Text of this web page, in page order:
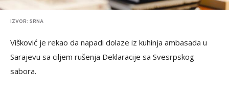
IZVOR: SRNA
Višković je rekao da napadi dolaze iz kuhinja ambasada u
Sarajevu sa ciljem rušenja Deklaracije sa Svesrpskog
sabora.